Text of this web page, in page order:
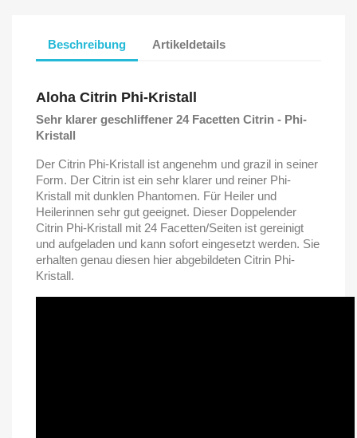
Beschreibung Artikeldetails
Aloha Citrin Phi-Kristall
Sehr klarer geschliffener 24 Facetten Citrin - Phi-
Kristall
Der Citrin Phi-Kristall ist angenehm und grazil in seiner
Form. Der Citrin ist ein sehr klarer und reiner Phi-
Kristall mit dunklen Phantomen. Für Heiler und
Heilerinnen sehr gut geeignet. Dieser Doppelender
Citrin Phi-Kristall mit 24 Facetten/Seiten ist gereinigt
und aufgeladen und kann sofort eingesetzt werden. Sie
erhalten genau diesen hier abgebildeten Citrin Phi-
Kristall.